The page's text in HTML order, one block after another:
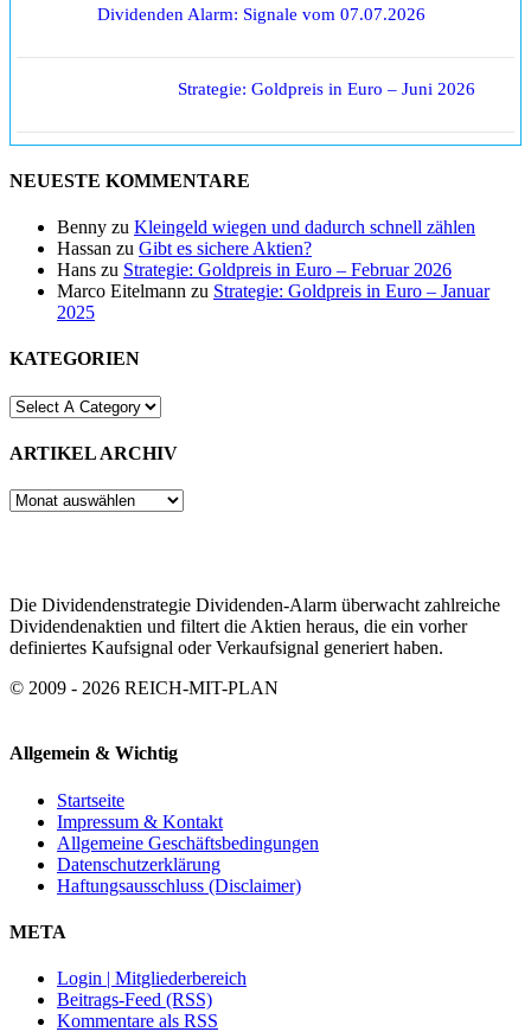
Dividenden Alarm: Signale vom 07.07.2026
Strategie: Goldpreis in Euro – Juni 2026
NEUESTE KOMMENTARE
Benny zu Kleingeld wiegen und dadurch schnell zählen
Hassan zu Gibt es sichere Aktien?
Hans zu Strategie: Goldpreis in Euro – Februar 2026
Marco Eitelmann zu Strategie: Goldpreis in Euro – Januar
2025
KATEGORIEN
ARTIKEL ARCHIV
ARTIKEL
Die Dividendenstrategie Dividenden-Alarm überwacht zahlreiche
Dividendenaktien und filtert die Aktien heraus, die ein vorher
definiertes Kaufsignal oder Verkaufsignal generiert haben.
© 2009 - 2026 REICH-MIT-PLAN
Allgemein & Wichtig
Startseite
Impressum & Kontakt
Allgemeine Geschäftsbedingungen
Datenschutzerklärung
Haftungsausschluss (Disclaimer)
META
Login | Mitgliederbereich
Beitrags-Feed (RSS)
Kommentare als RSS